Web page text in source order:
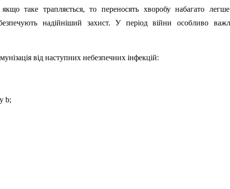
таке трапляється, то переносять хворобу набагато
надійніший захист. У період війни особливо
від наступних небезпечних інфекцій:
b;